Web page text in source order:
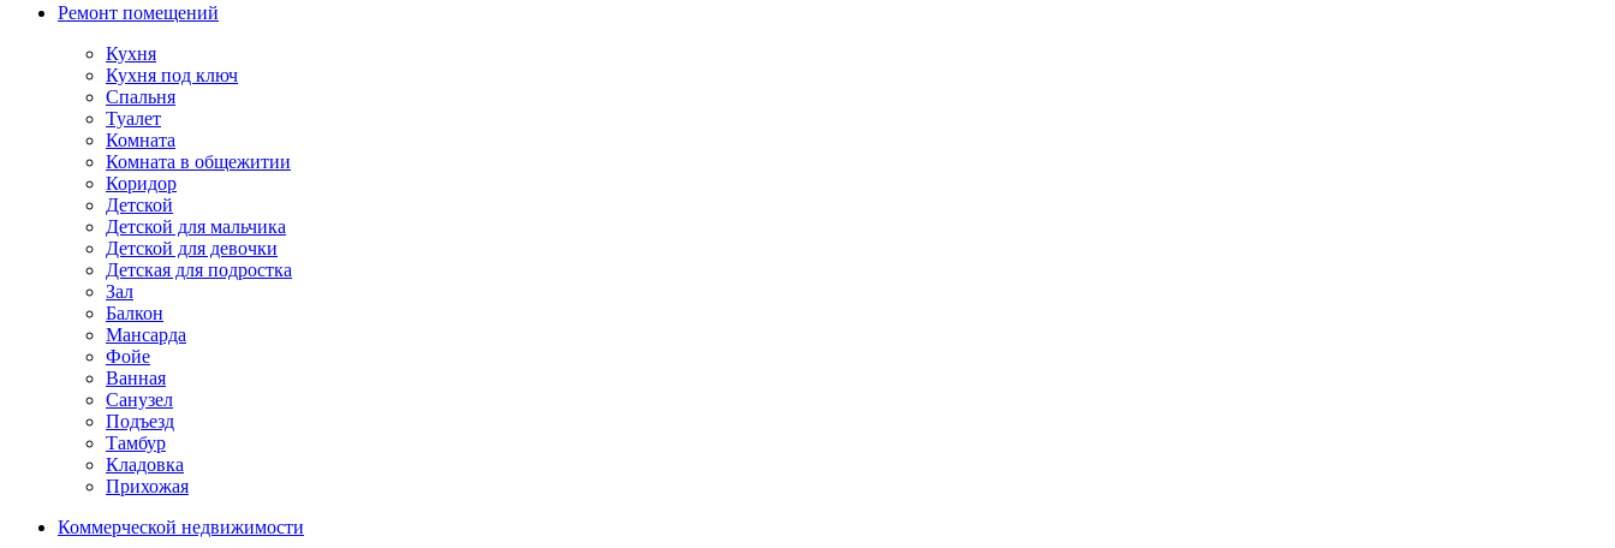
Ремонт помещений
Кухня
Кухня под ключ
Спальня
Туалет
Комната
Комната в общежитии
Коридор
Детской
Детской для мальчика
Детской для девочки
Детская для подростка
Зал
Балкон
Мансарда
Фойе
Ванная
Санузел
Подъезд
Тамбур
Кладовка
Прихожая
Коммерческой недвижимости